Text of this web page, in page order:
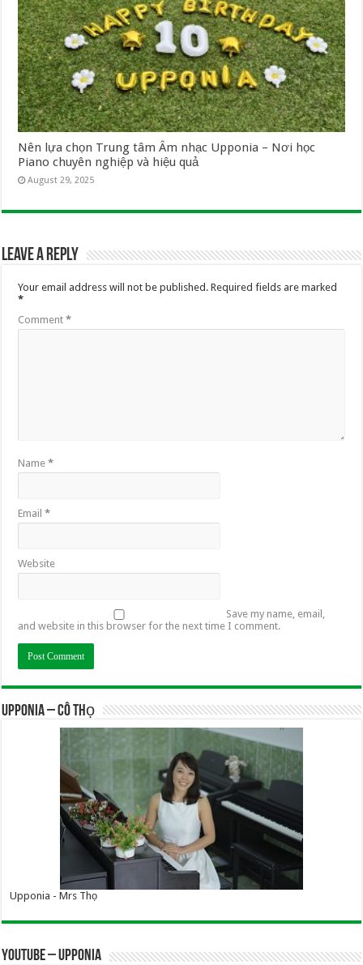
Nên lựa chọn Trung tâm Âm nhạc Upponia – Nơi học
Piano chuyên nghiệp và hiệu quả
August 29, 2025
Leave a Reply
Your email address will not be published. Required fields are marked
*
Comment*
Name*
Email*
Website
Save my name, email,
and website in this browser for the next time I comment.
UPPONIA – Cô Thọ
Upponia - Mrs Thọ
YOUTUBE – UPPONIA